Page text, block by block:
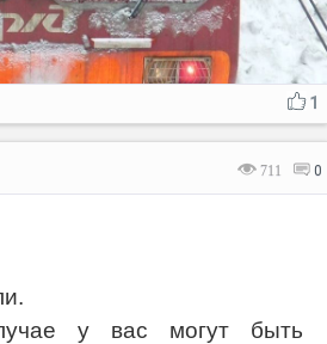
1
711 0
у вас могут быть